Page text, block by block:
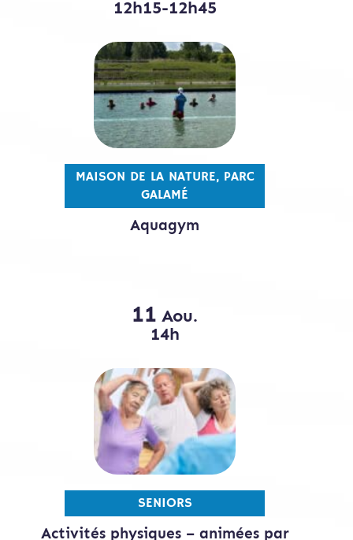
12h15-12h45
MAISON DE LA NATURE, PARC
GALAMÉ
Aquagym
11 Aou.
14h
SENIORS
Activités physiques – animées par